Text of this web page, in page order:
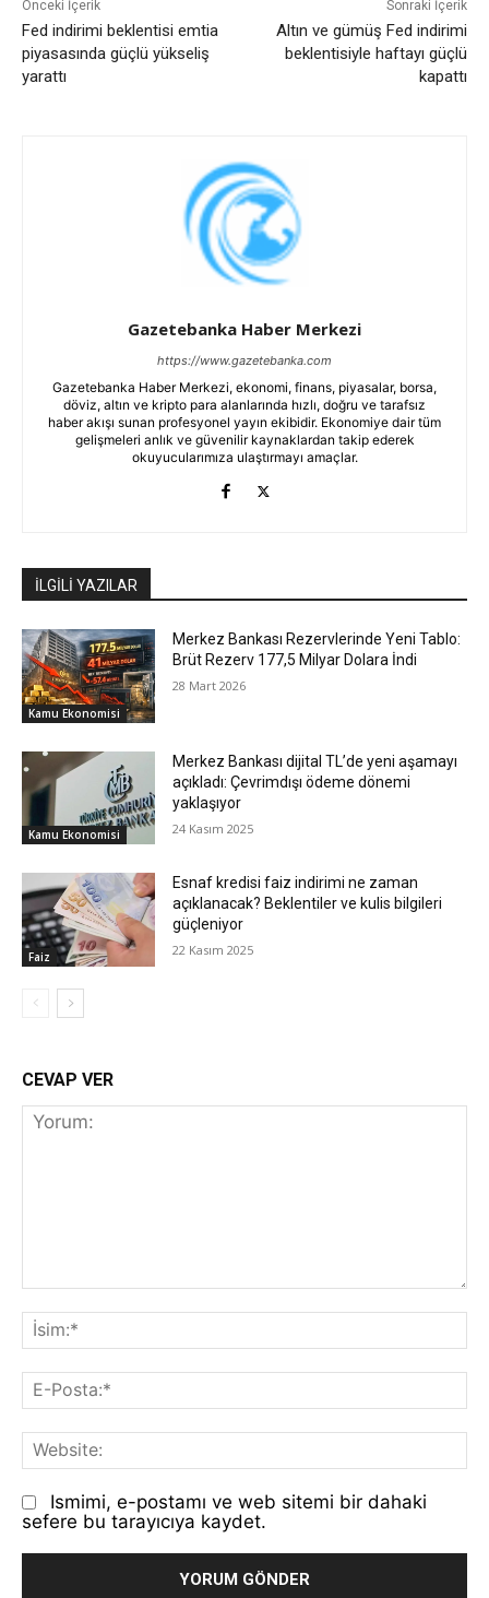
Önceki İçerik
Fed indirimi beklentisi emtia
piyasasında güçlü yükseliş
yarattı
Sonraki İçerik
Altın ve gümüş Fed indirimi
beklentisiyle haftayı güçlü
kapattı
Gazetebanka Haber Merkezi
https://www.gazetebanka.com
Gazetebanka Haber Merkezi, ekonomi, finans, piyasalar, borsa,
döviz, altın ve kripto para alanlarında hızlı, doğru ve tarafsız
haber akışı sunan profesyonel yayın ekibidir. Ekonomiye dair tüm
gelişmeleri anlık ve güvenilir kaynaklardan takip ederek
okuyucularımıza ulaştırmayı amaçlar.
İLGİLİ YAZILAR
Kamu Ekonomisi
Merkez Bankası Rezervlerinde Yeni Tablo:
Brüt Rezerv 177,5 Milyar Dolara İndi
28 Mart 2026
Kamu Ekonomisi
Merkez Bankası dijital TL’de yeni aşamayı
açıkladı: Çevrimdışı ödeme dönemi
yaklaşıyor
24 Kasım 2025
Faiz
Esnaf kredisi faiz indirimi ne zaman
açıklanacak? Beklentiler ve kulis bilgileri
güçleniyor
22 Kasım 2025
CEVAP VER
Yorum:
E-
Ismimi, e-postamı ve web sitemi bir dahaki
sefere bu tarayıcıya kaydet.